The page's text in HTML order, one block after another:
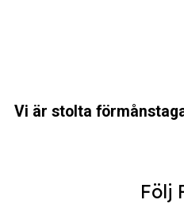
Vi är stolta
Följ